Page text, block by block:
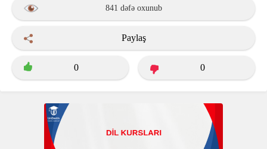
841 dəfə oxunub
Paylaş
0 0